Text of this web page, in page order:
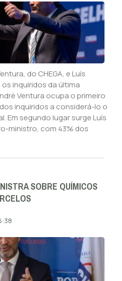
do CHEGA, e Luís
os inquiridos da última
Ventura ocupa o primeiro
inquiridos a considerá-lo o
Em segundo lugar surge Luís
ministro, com 43% dos
SOBRE QUÍMICOS